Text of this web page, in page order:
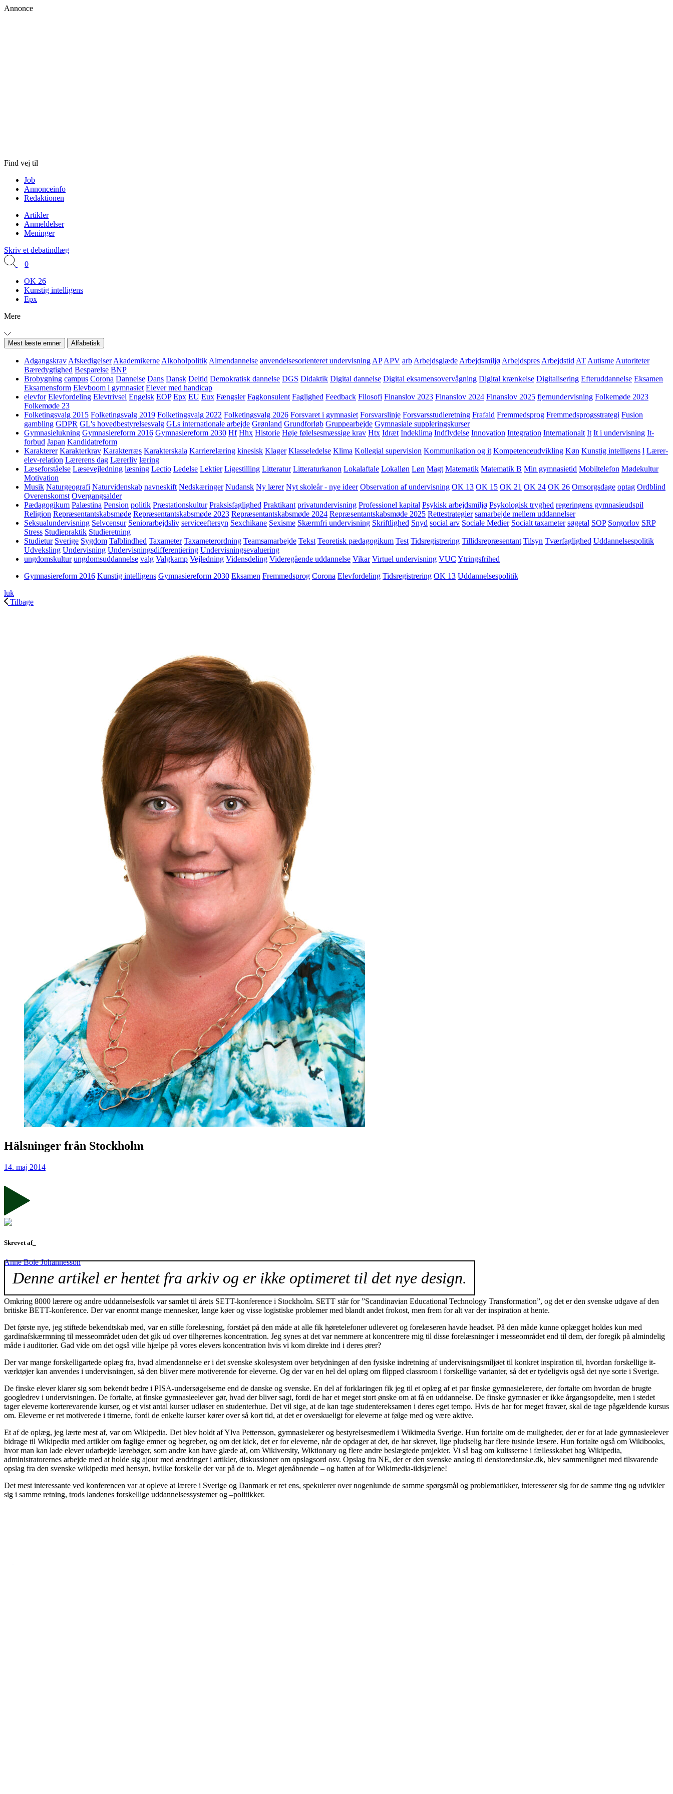
Annonce
Find vej til
Job
Annonceinfo
Redaktionen
Artikler
Anmeldelser
Meninger
Skriv et debatindlæg
0
OK 26
Kunstig intelligens
Epx
Mere
Mest læste emner Alfabetisk
Adgangskrav Afskedigelser Akademikerne Alkoholpolitik Almendannelse anvendelsesorienteret undervisning AP APV arb Arbejdsglæde Arbejdsmiljø Arbejdspres Arbejdstid AT Autisme Autoriteter
Bæredygtighed Besparelse BNP
Brobygning campus Corona Dannelse Dans Dansk Deltid Demokratisk dannelse DGS Didaktik Digital dannelse Digital eksamensovervågning Digital krænkelse Digitalisering Efteruddannelse Eksamen
Eksamensform Elevboom i gymnasiet Elever med handicap
elevfor Elevfordeling Elevtrivsel Engelsk EOP Epx EU Eux Fængsler Fagkonsulent Faglighed Feedback Filosofi Finanslov 2023 Finanslov 2024 Finanslov 2025 fjernundervisning Folkemøde 2023
Folkemøde 23
Folketingsvalg 2015 Folketingsvalg 2019 Folketingsvalg 2022 Folketingsvalg 2026 Forsvaret i gymnasiet Forsvarslinje Forsvarsstudieretning Frafald Fremmedsprog Fremmedsprogsstrategi Fusion
gambling GDPR GL's hovedbestyrelsesvalg GLs internationale arbejde Grønland Grundforløb Gruppearbejde Gymnasiale suppleringskurser
Gymnasielukning Gymnasiereform 2016 Gymnasiereform 2030 Hf Hhx Historie Høje følelsesmæssige krav Htx Idræt Indeklima Indflydelse Innovation Integration Internationalt It It i undervisning It-
forbud Japan Kandidatreform
Karakterer Karakterkrav Karakterræs Karakterskala Karrierelæring kinesisk Klager Klasseledelse Klima Kollegial supervision Kommunikation og it Kompetenceudvikling Køn Kunstig intelligens l Lærer-
elev-relation Lærerens dag Lærerliv læring
Læseforståelse Læsevejledning læsning Lectio Ledelse Lektier Ligestilling Litteratur Litteraturkanon Lokalaftale Lokalløn Løn Magt Matematik Matematik B Min gymnasietid Mobiltelefon Mødekultur
Motivation
Musik Naturgeografi Naturvidenskab navneskift Nedskæringer Nudansk Ny lærer Nyt skoleår - nye ideer Observation af undervisning OK 13 OK 15 OK 21 OK 24 OK 26 Omsorgsdage optag Ordblind
Overenskomst Overgangsalder
Pædagogikum Palæstina Pension politik Præstationskultur Praksisfaglighed Praktikant privatundervisning Professionel kapital Psykisk arbejdsmiljø Psykologisk tryghed regeringens gymnasieudspil
Religion Repræsentantskabsmøde Repræsentantskabsmøde 2023 Repræsentantskabsmøde 2024 Repræsentantskabsmøde 2025 Rettestrategier samarbejde mellem uddannelser
Seksualundervisning Selvcensur Seniorarbejdsliv serviceeftersyn Sexchikane Sexisme Skærmfri undervisning Skriftlighed Snyd social arv Sociale Medier Socialt taxameter søgetal SOP Sorgorlov SRP
Stress Studiepraktik Studieretning
Studietur Sverige Sygdom Talblindhed Taxameter Taxameterordning Teamsamarbejde Tekst Teoretisk pædagogikum Test Tidsregistrering Tillidsrepræsentant Tilsyn Tværfaglighed Uddannelsespolitik
Udveksling Undervisning Undervisningsdifferentiering Undervisningsevaluering
ungdomskultur ungdomsuddannelse valg Valgkamp Vejledning Vidensdeling Videregående uddannelse Vikar Virtuel undervisning VUC Ytringsfrihed
Gymnasiereform 2016 Kunstig intelligens Gymnasiereform 2030 Eksamen Fremmedsprog Corona Elevfordeling Tidsregistrering OK 13 Uddannelsespolitik
luk
Tilbage
Hälsninger från Stockholm
14. maj 2014
Skrevet af_
Anne Boie Johannesson
Denne artikel er hentet fra arkiv og er ikke optimeret til det nye design.
Omkring 8000 lærere og andre uddannelsesfolk var samlet til årets SETT-konference i Stockholm. SETT står for ”Scandinavian Educational Technology Transformation”, og det er den svenske udgave af den
britiske BETT-konference. Der var enormt mange mennesker, lange køer og visse logistiske problemer med blandt andet frokost, men frem for alt var der inspiration at hente.
Det første nye, jeg stiftede bekendtskab med, var en stille forelæsning, forstået på den måde at alle fik høretelefoner udleveret og forelæseren havde headset. På den måde kunne oplægget holdes kun med
gardinafskærmning til messeområdet uden det gik ud over tilhørernes koncentration. Jeg synes at det var nemmere at koncentrere mig til disse forelæsninger i messeområdet end til dem, der foregik på almindelig
måde i auditorier. Gad vide om det også ville hjælpe på vores elevers koncentration hvis vi kom direkte ind i deres ører?
Der var mange forskelligartede oplæg fra, hvad almendannelse er i det svenske skolesystem over betydningen af den fysiske indretning af undervisningsmiljøet til konkret inspiration til, hvordan forskellige it-
værktøjer kan anvendes i undervisningen, så den bliver mere motiverende for eleverne. Og der var en hel del oplæg om flipped classroom i forskellige varianter, så det er tydeligvis også det nye sorte i Sverige.
De finske elever klarer sig som bekendt bedre i PISA-undersøgelserne end de danske og svenske. En del af forklaringen fik jeg til et oplæg af et par finske gymnasielærere, der fortalte om hvordan de brugte
googledrev i undervisningen. De fortalte, at finske gymnasieelever gør, hvad der bliver sagt, fordi de har et meget stort ønske om at få en uddannelse. De finske gymnasier er ikke årgangsopdelte, men i stedet
tager eleverne korterevarende kurser, og et vist antal kurser udløser en studenterhue. Det vil sige, at de kan tage studentereksamen i deres eget tempo. Hvis de har for meget fravær, skal de tage pågældende kursus
om. Eleverne er ret motiverede i timerne, fordi de enkelte kurser kører over så kort tid, at det er overskueligt for eleverne at følge med og være aktive.
Et af de oplæg, jeg lærte mest af, var om Wikipedia. Det blev holdt af Ylva Pettersson, gymnasielærer og bestyrelsesmedlem i Wikimedia Sverige. Hun fortalte om de muligheder, der er for at lade gymnasieelever
bidrage til Wikipedia med artikler om faglige emner og begreber, og om det kick, det er for eleverne, når de opdager at det, de har skrevet, lige pludselig har flere tusinde læsere. Hun fortalte også om Wikibooks,
hvor man kan lade elever udarbejde lærebøger, som andre kan have glæde af, om Wikiversity, Wiktionary og flere andre beslægtede projekter. Vi så bag om kulisserne i fællesskabet bag Wikipedia,
administratorernes arbejde med at holde sig ajour med ændringer i artikler, diskussioner om opslagsord osv. Opslag fra NE, der er den svenske analog til denstoredanske.dk, blev sammenlignet med tilsvarende
opslag fra den svenske wikipedia med hensyn, hvilke forskelle der var på de to. Meget øjenåbnende – og hatten af for Wikimedia-ildsjælene!
Det mest interessante ved konferencen var at opleve at lærere i Sverige og Danmark er ret ens, spekulerer over nogenlunde de samme spørgsmål og problematikker, interesserer sig for de samme ting og udvikler
sig i samme retning, trods landenes forskellige uddannelsessystemer og –politikker.